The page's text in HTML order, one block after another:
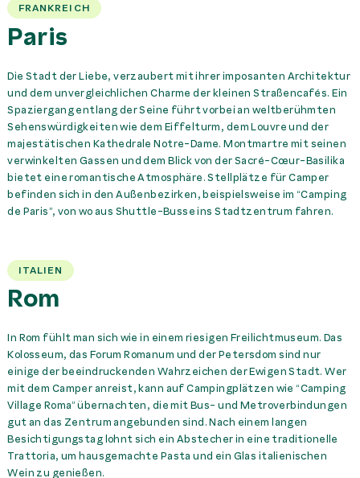
FRANKREICH
Paris
Die Stadt der Liebe, verzaubert mit ihrer imposanten Architektur
und dem unvergleichlichen Charme der kleinen Straßencafés. Ein
Spaziergang entlang der Seine führt vorbei an weltberühmten
Sehenswürdigkeiten wie dem Eiffelturm, dem Louvre und der
majestätischen Kathedrale Notre-Dame. Montmartre mit seinen
verwinkelten Gassen und dem Blick von der Sacré-Cœur-Basilika
bietet eine romantische Atmosphäre. Stellplätze für Camper
befinden sich in den Außenbezirken, beispielsweise im “Camping
de Paris”, von wo aus Shuttle-Busse ins Stadtzentrum fahren.
ITALIEN
Rom
In Rom fühlt man sich wie in einem riesigen Freilichtmuseum. Das
Kolosseum, das Forum Romanum und der Petersdom sind nur
einige der beeindruckenden Wahrzeichen der Ewigen Stadt. Wer
mit dem Camper anreist, kann auf Campingplätzen wie “Camping
Village Roma” übernachten, die mit Bus- und Metroverbindungen
gut an das Zentrum angebunden sind. Nach einem langen
Besichtigungstag lohnt sich ein Abstecher in eine traditionelle
Trattoria, um hausgemachte Pasta und ein Glas italienischen
Wein zu genießen.